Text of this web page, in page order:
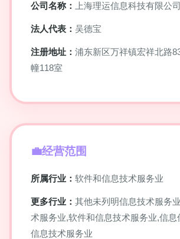
公司名称： 上海理运信息科技有限公司
法人代表： 吴德宝
注册地址： 浦东新区万祥镇宏祥北路
幢118室
经营范围
所属行业： 软件和信息技术服务业
更多行业： 其他未列明信息技术服务
术服务业,软件和信息技术服务业,信息
信息技术服务业